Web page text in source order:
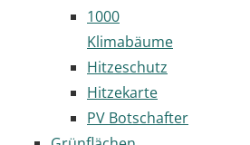
1000
Klimabäume
Hitzeschutz
Hitzekarte
PV Botschafter